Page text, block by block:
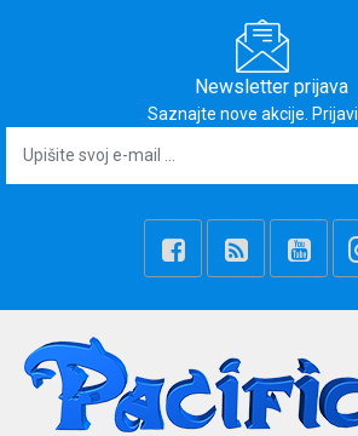
Newsletter prijava
Saznajte nove akcije.